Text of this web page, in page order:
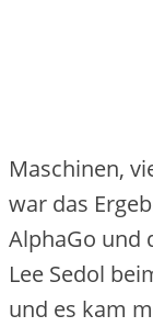
Maschinen,
war das
AlphaGo und
Lee Sedol
und es kam